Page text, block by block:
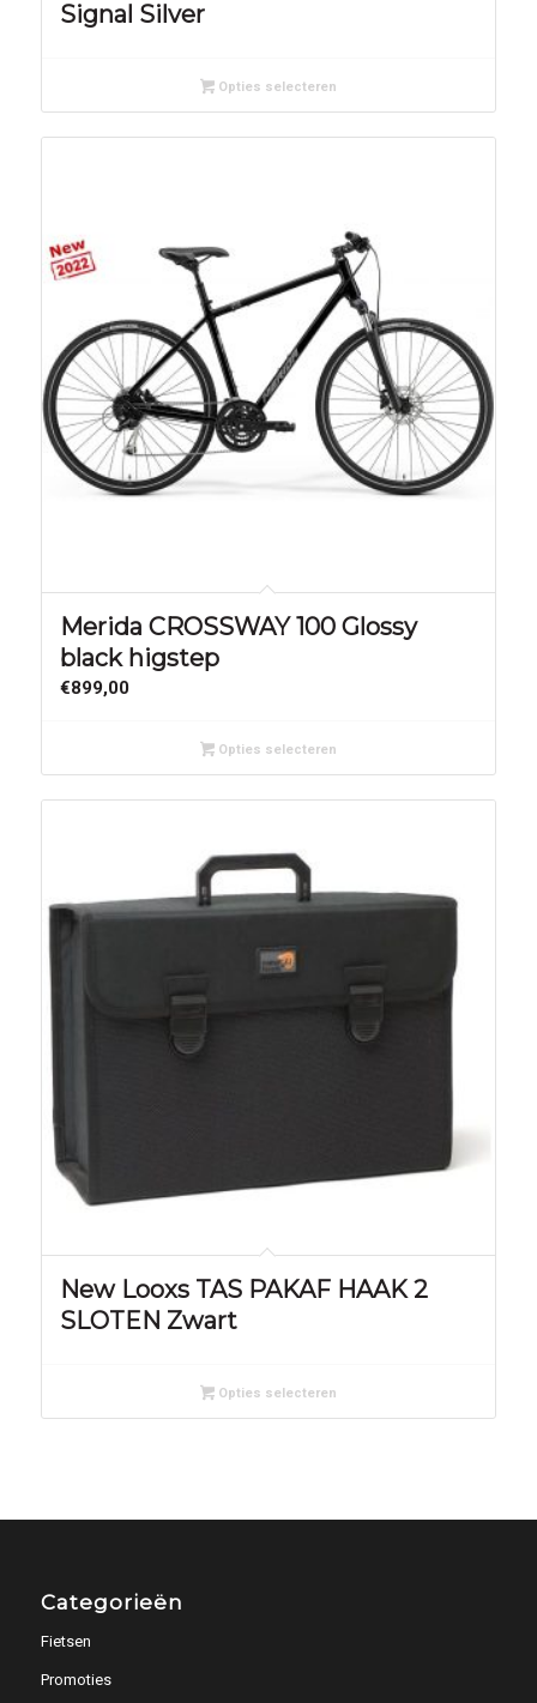
Signal Silver
Opties selecteren
Merida CROSSWAY 100 Glossy
black higstep
€899,00
Opties selecteren
New Looxs TAS PAKAF HAAK 2
SLOTEN Zwart
Opties selecteren
Categorieën
Fietsen
Promoties